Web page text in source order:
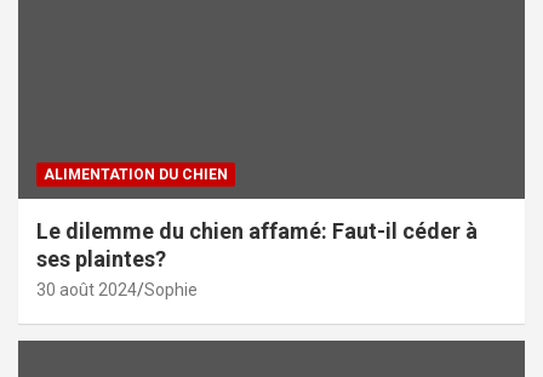
ALIMENTATION DU CHIEN
Le dilemme du chien affamé: Faut-il céder à
ses plaintes?
30 août 2024 Sophie